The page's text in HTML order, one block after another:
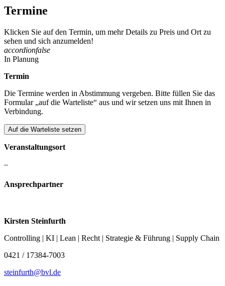
Termine
Klicken Sie auf den Termin, um mehr Details zu Preis und Ort zu
sehen und sich anzumelden!
accordionfalse
In Planung
Termin
Die Termine werden in Abstimmung vergeben. Bitte füllen Sie das
Formular „auf die Warteliste“ aus und wir setzen uns mit Ihnen in
Verbindung.
Veranstaltungsort
–
Ansprechpartner
Kirsten Steinfurth
Controlling | KI | Lean | Recht | Strategie & Führung | Supply Chain
0421 / 17384-7003
steinfurth@bvl.de